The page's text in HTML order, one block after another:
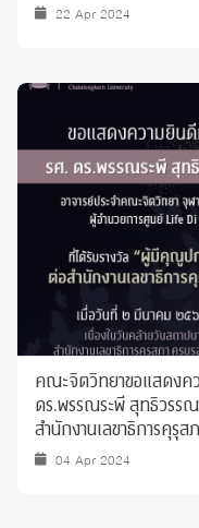
22 Apr 2024
คณะจิตวิทยาขอแสดงค
ดร.พรรณระพี สุทธิวรร
สำนักงานเลขาธิการคุรุส
04 Apr 2024